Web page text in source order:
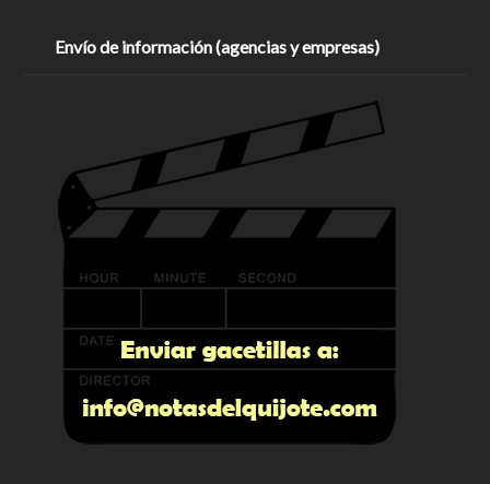
Envío de información (agencias y empresas)